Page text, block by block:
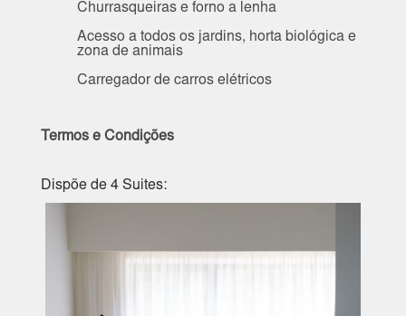
Churrasqueiras e forno a lenha
Acesso a todos os jardins, horta biológica e
zona de animais
Carregador de carros elétricos
Termos e Condições
Dispõe de 4 Suites: